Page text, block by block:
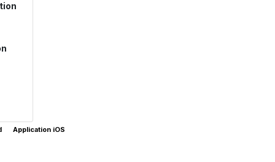
Application iOS